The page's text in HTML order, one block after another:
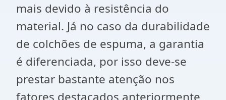
mais devido à resistência do
material. Já no caso da durabilidade
de colchões de espuma, a garantia
é diferenciada, por isso deve-se
prestar bastante atenção nos
fatores destacados anteriormente,